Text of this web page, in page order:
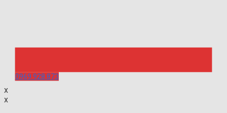
0969.928.873
x
x